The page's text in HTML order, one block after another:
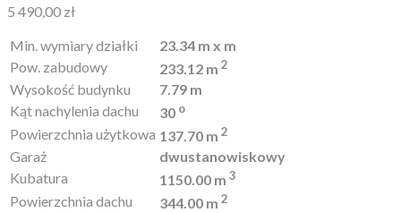
5 490,00 zł
Min. wymiary działki
23.34 m x m
Pow. zabudowy
233.12 m 2
Wysokość budynku
7.79 m
Kąt nachylenia dachu
30 o
Powierzchnia użytkowa 137.70 m 2
Garaż
dwustanowiskowy
Kubatura
1150.00 m 3
Powierzchnia dachu 344.00 m 2